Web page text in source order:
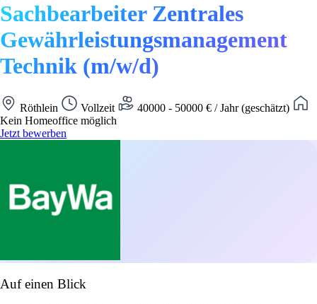
Sachbearbeiter Zentrales
Gewährleistungsmanagement
Technik (m/w/d)
Röthlein Vollzeit
40000 - 50000 € / Jahr (geschätzt)
Kein Homeoffice möglich
Jetzt bewerben
Auf einen Blick